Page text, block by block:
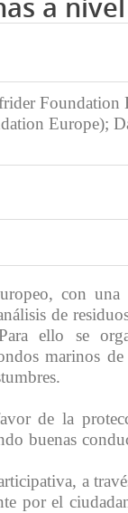
a
Foundation
Europe);
con una
de
ello se
marinos de
de la
buenas
a
por el